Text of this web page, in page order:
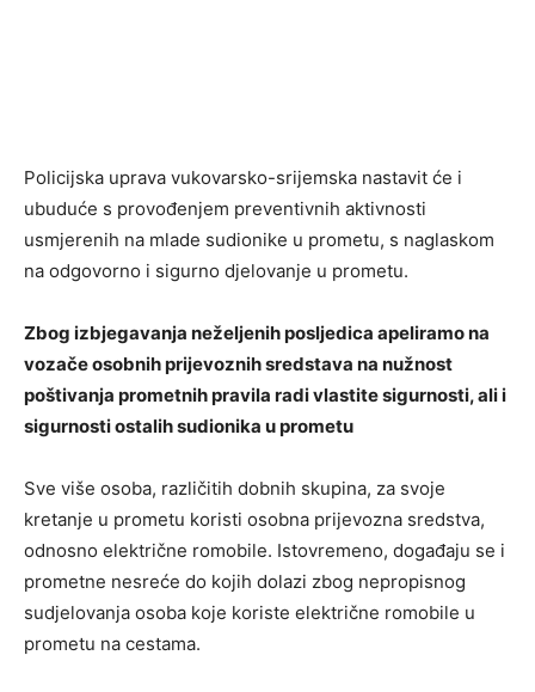
Policijska uprava vukovarsko-srijemska nastavit će i
ubuduće s provođenjem preventivnih aktivnosti
usmjerenih na mlade sudionike u prometu, s naglaskom
na odgovorno i sigurno djelovanje u prometu.
Zbog izbjegavanja neželjenih posljedica apeliramo na
vozače osobnih prijevoznih sredstava na nužnost
poštivanja prometnih pravila radi vlastite sigurnosti, ali i
sigurnosti ostalih sudionika u prometu
Sve više osoba, različitih dobnih skupina, za svoje
kretanje u prometu koristi osobna prijevozna sredstva,
odnosno električne romobile. Istovremeno, događaju se i
prometne nesreće do kojih dolazi zbog nepropisnog
sudjelovanja osoba koje koriste električne romobile u
prometu na cestama.